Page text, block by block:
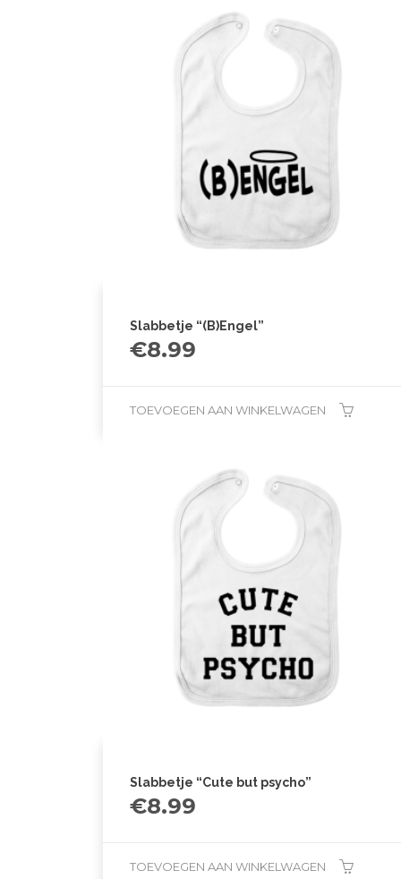
Slabbetje “(B)Engel”
€8.99
TOEVOEGEN AAN WINKELWAGEN
Slabbetje “Cute but psycho”
€8.99
TOEVOEGEN AAN WINKELWAGEN